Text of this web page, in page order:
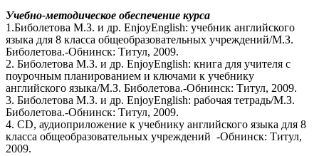
Учебно-методическое обеспечение курса
1.Биболетова М.З. и др. EnjoyEnglish: учебник английского
языка для 8 класса общеобразовательных учреждений/М.З.
Биболетова.-Обнинск: Титул, 2009.
2. Биболетова М.З. и др. EnjoyEnglish: книга для учителя с
поурочным планированием и ключами к учебнику
английского языка/М.З. Биболетова.-Обнинск: Титул, 2009.
3. Биболетова М.З. и др. EnjoyEnglish: рабочая тетрадь/М.З.
Биболетова.-Обнинск: Титул, 2009.
4. CD, аудиоприложение к учебнику английского языка для 8
класса общеобразовательных учреждений -Обнинск: Титул,
2009.